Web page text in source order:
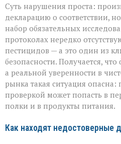
Суть нарушения проста:
декларацию о соответствии,
набор обязательных
протоколах нередко
пестицидов — а это один из
безопасности. Получается,
а реальной уверенности в
рынка такая ситуация
проверкой может попасть в
полки и в продукты питания.
Как находят недостоверные